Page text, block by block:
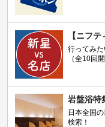
【ニフ
行ってみ
（全10回
岩盤浴特
日本全国
検索！